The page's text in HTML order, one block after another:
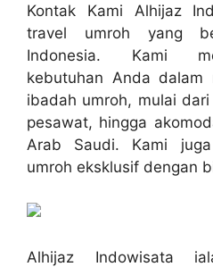
Kontak Kami Alhijaz
travel umroh yang
Indonesia. Kami
kebutuhan Anda dalam
ibadah umroh, mulai
pesawat, hingga
Arab Saudi. Kami
umroh eksklusif dengan
Alhijaz Indowisata